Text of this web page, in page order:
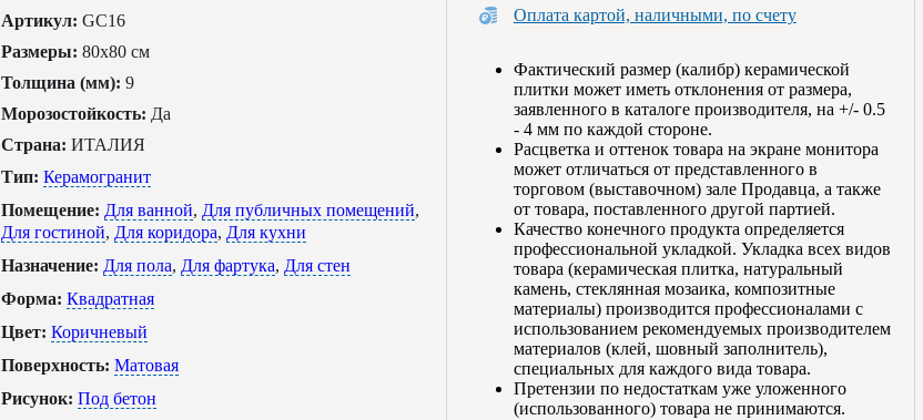
Артикул: GC16
Размеры: 80x80 см
Толщина (мм): 9
Морозостойкость: Да
Страна: ИТАЛИЯ
Тип: Керамогранит
Помещение: Для ванной, Для публичных помещений,
Для гостиной, Для коридора, Для кухни
Назначение: Для пола, Для фартука, Для стен
Форма: Квадратная
Цвет: Коричневый
Поверхность: Матовая
Рисунок: Под бетон
Оплата картой, наличными, по счету
Фактический размер (калибр) керамической
плитки может иметь отклонения от размера,
заявленного в каталоге производителя, на +/- 0.5
- 4 мм по каждой стороне.
Расцветка и оттенок товара на экране монитора
может отличаться от представленного в
торговом (выставочном) зале Продавца, а также
от товара, поставленного другой партией.
Качество конечного продукта определяется
профессиональной укладкой. Укладка всех видов
товара (керамическая плитка, натуральный
камень, стеклянная мозаика, композитные
материалы) производится профессионалами с
использованием рекомендуемых производителем
материалов (клей, шовный заполнитель),
специальных для каждого вида товара.
Претензии по недостаткам уже уложенного
(использованного) товара не принимаются.